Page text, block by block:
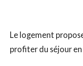
Le logement
profiter du séjour